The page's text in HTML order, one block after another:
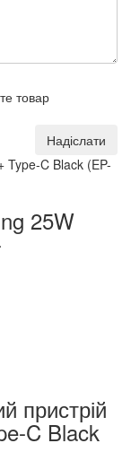
товар
Надіслати
25W
пристрій
C Black